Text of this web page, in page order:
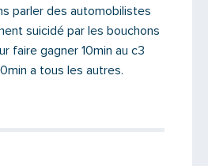
parler des automobilistes
suicidé par les bouchons
faire gagner 10min au c3
a tous les autres.